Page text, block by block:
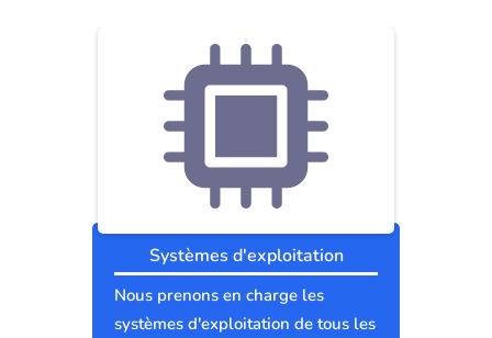
Systèmes d'exploitation
Nous prenons en charge les
systèmes d'exploitation de tous les